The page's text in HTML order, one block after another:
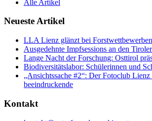
Alle Artikel
Neueste Artikel
LLA Lienz glänzt bei
Ausgedehnte Impfsessions an den
Lange Nacht der Forschung: Osttirol
Biodiversitätslabor: Schülerinnen und
„Ansichtssache #2“: Der Fotoclub Lienz
beeindruckende
Kontakt